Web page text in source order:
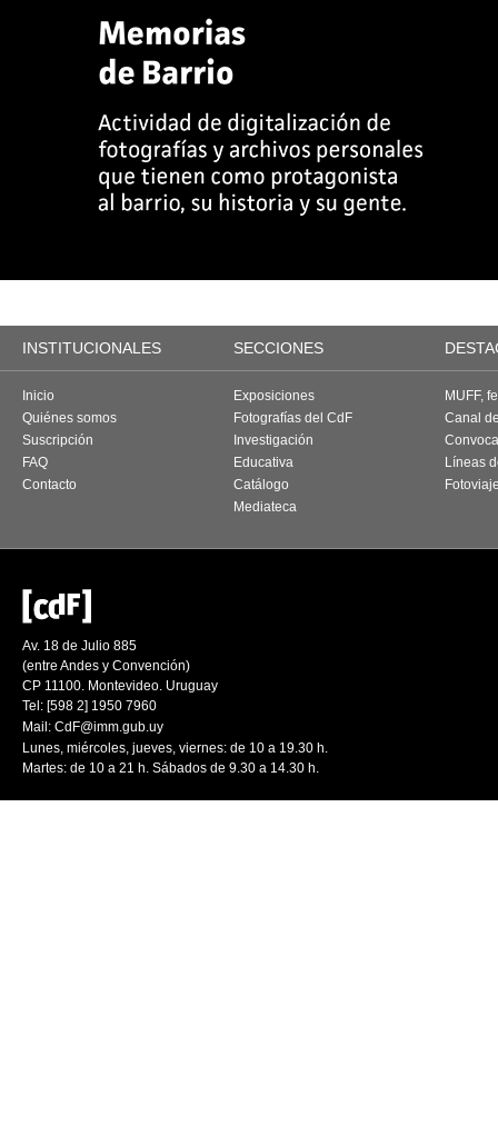
INSTITUCIONALES SECCIONES
Inicio
Quiénes somos
Suscripción
FAQ
Contacto
Exposiciones
Fotografías del CdF
Investigación
Educativa
Catálogo
Mediateca
MUFF,
Canal
Líneas
Av. 18 de Julio 885
(entre Andes y Convención)
CP 11100. Montevideo. Uruguay
Tel: [598 2] 1950 7960
Mail: CdF@imm.gub.uy
Lunes, miércoles, jueves, viernes: de 10 a 19.30 h.
Martes: de 10 a 21 h. Sábados de 9.30 a 14.30 h.